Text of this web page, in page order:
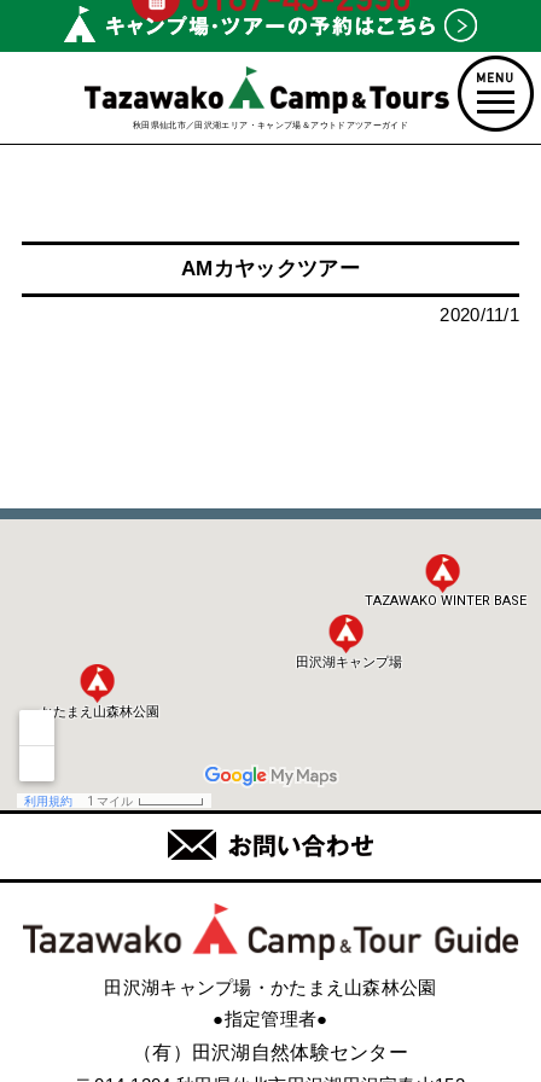
秋田県仙北市／田沢湖エリア・キャンプ場＆アウトドアツアーガイド
AMカヤックツアー
2020/11/1
田沢湖キャンプ場・かたまえ山森林公園
●指定管理者●
（有）田沢湖自然体験センター